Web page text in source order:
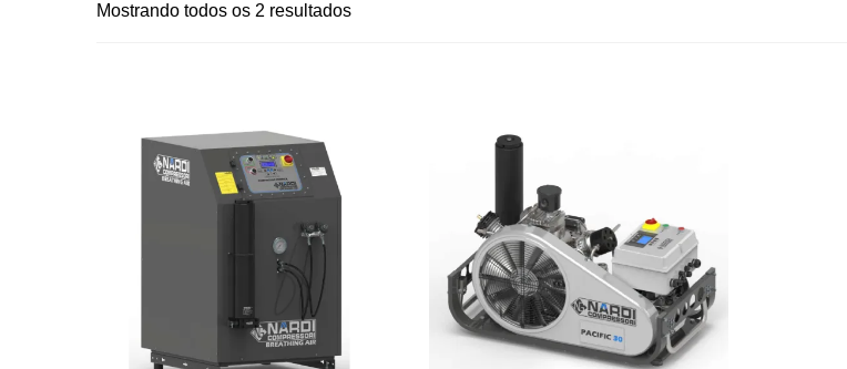
Mostrando todos os 2 resultados